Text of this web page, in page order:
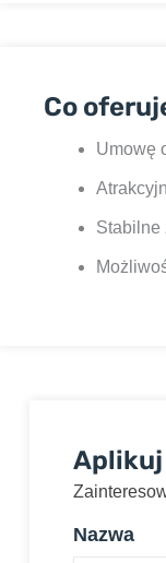
Co
Umowę
Stabilne
Nazwa